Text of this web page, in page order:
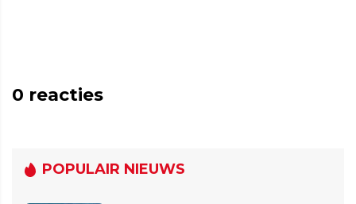
0 reacties
POPULAIR NIEUWS